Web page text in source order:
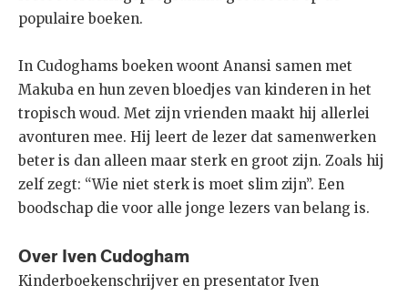
populaire boeken.
In Cudoghams boeken woont Anansi samen met
Makuba en hun zeven bloedjes van kinderen in het
tropisch woud. Met zijn vrienden maakt hij allerlei
avonturen mee. Hij leert de lezer dat samenwerken
beter is dan alleen maar sterk en groot zijn. Zoals hij
zelf zegt: “Wie niet sterk is moet slim zijn”. Een
boodschap die voor alle jonge lezers van belang is.
Over Iven Cudogham
Kinderboekenschrijver en presentator Iven